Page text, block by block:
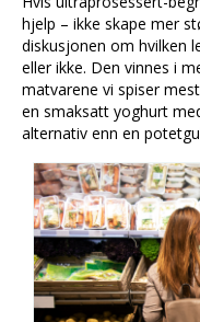
hjelp – ikke skape mer
diskusjonen om hvilken
eller ikke. Den vinnes i
matvarene vi spiser
en smaksatt yoghurt
alternativ enn en